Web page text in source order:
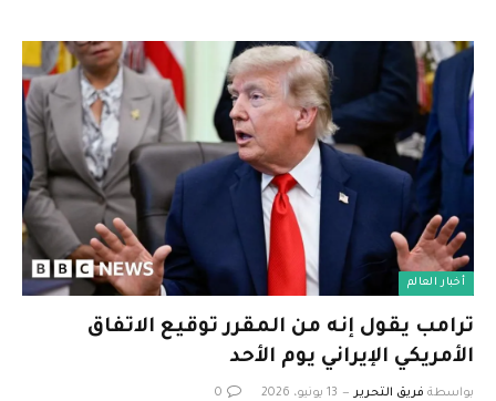
أخبار العالم
ترامب يقول إنه من المقرر توقيع الاتفاق
الأمريكي الإيراني يوم الأحد
بواسطة فريق التحرير 13 يونيو، 2026 0